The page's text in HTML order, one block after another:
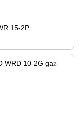
15-2P